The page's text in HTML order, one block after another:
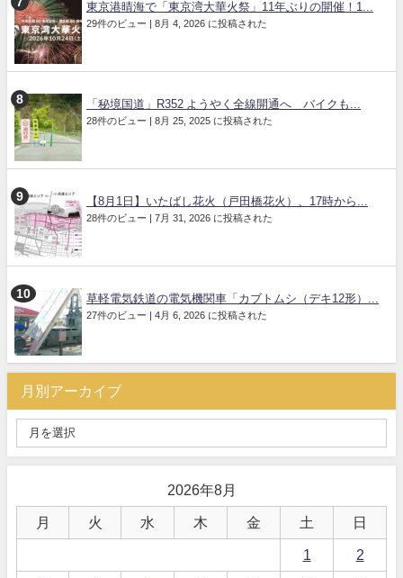
東京港晴海で「東京湾大華火祭」11年ぶりの開催！1...
29件のビュー 8月 4, 2026 に投稿された
「秘境国道」R352 ようやく全線開通へ バイクも...
28件のビュー 8月 25, 2025 に投稿された
【8月1日】いたばし花火（戸田橋花火）、17時から...
28件のビュー 7月 31, 2026 に投稿された
草軽電気鉄道の電気機関車「カブトムシ（デキ12形）...
27件のビュー 4月 6, 2026 に投稿された
月別アーカイブ
2026年8月
月 火 水 木 金 土 日
1 2